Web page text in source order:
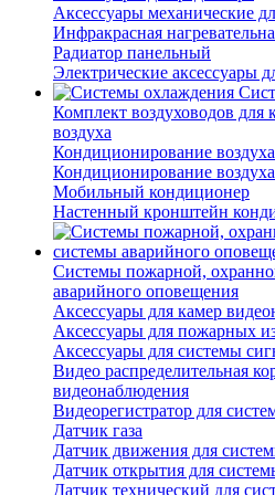
Аксессуары механические
Инфракрасная
Радиатор панельный
Электрические аксессуары
Комплект воздуховодов для
воздуха
Кондиционирование
Кондиционирование
Мобильный кондиционер
Настенный кронштейн
Системы пожарной,
аварийного оповещения
Аксессуары для камер
Аксессуары для пожарных
Аксессуары для системы
Видео распределительная
видеонаблюдения
Видеорегистратор для
Датчик газа
Датчик движения для
Датчик открытия для
Датчик технический для